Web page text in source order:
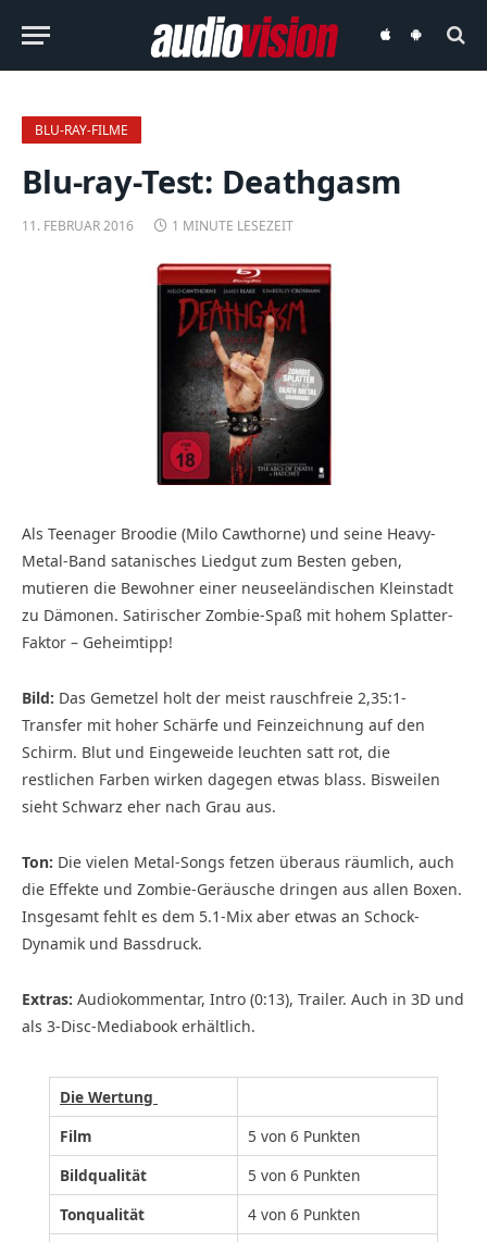
audiovisionaudiovision
BLU-RAY-FILME
Blu-ray-Test: Deathgasm
11. FEBRUAR 2016 1 MINUTE LESEZEIT
Als Teenager Broodie (Milo Cawthorne) und seine Heavy-
Metal-Band satanisches Liedgut zum Besten geben,
mutieren die Bewohner einer neuseeländischen Kleinstadt
zu Dämonen. Satirischer Zombie-Spaß mit hohem Splatter-
Faktor – Geheimtipp!
Bild: Das Gemetzel holt der meist rauschfreie 2,35:1-
Transfer mit hoher Schärfe und Feinzeichnung auf den
Schirm. Blut und Eingeweide leuchten satt rot, die
restlichen Farben wirken dagegen etwas blass. Bisweilen
sieht Schwarz eher nach Grau aus.
Ton: Die vielen Metal-Songs fetzen überaus räumlich, auch
die Effekte und Zombie-Geräusche dringen aus allen Boxen.
Insgesamt fehlt es dem 5.1-Mix aber etwas an Schock-
Dynamik und Bassdruck.
Extras: Audiokommentar, Intro (0:13), Trailer. Auch in 3D und
als 3-Disc-Mediabook erhältlich.
Die Wertung
Film
5 von 6 Punkten
Bildqualität
5 von 6 Punkten
Tonqualität
4 von 6 Punkten